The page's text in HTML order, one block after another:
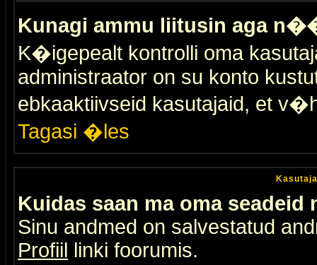
Kunagi ammu liitusin aga
K�igepealt kontrolli oma
administraator on su konto
ebkaaktiivseid kasutajaid, et
Tagasi �les
Kuidas saan ma oma seadeid
Sinu andmed on salvestatud
Profiil linki foorumis.